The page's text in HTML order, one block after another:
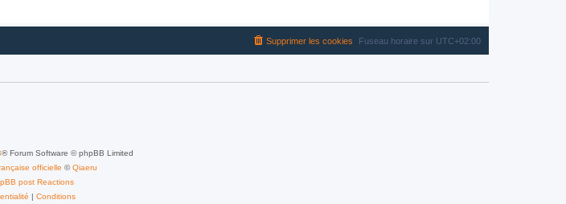
Fuseau horaire sur UTC+02:00
Supprimer les cookies
® Forum Software © phpBB Limited
officielle ©Qiaeru
post Reactions
| Conditions